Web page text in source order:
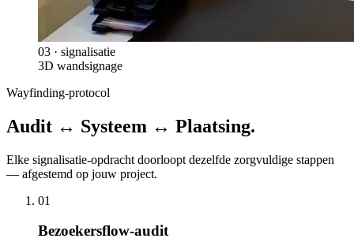
03 · signalisatie
3D wandsignage
Wayfinding-protocol
Audit ↔ Systeem ↔ Plaatsing.
Elke signalisatie-opdracht doorloopt dezelfde zorgvuldige stappen
— afgestemd op jouw project.
01
Bezoekersflow-audit